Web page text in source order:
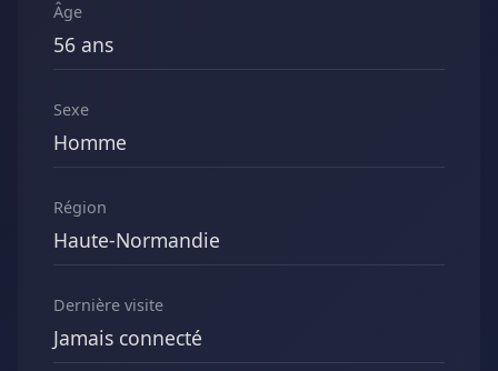
Âge
56 ans
Sexe
Homme
Région
Haute-Normandie
Dernière visite
Jamais connecté